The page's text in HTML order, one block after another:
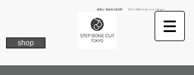
南青山 表参道の美容院 ステップボーンカットトーキョー
shop